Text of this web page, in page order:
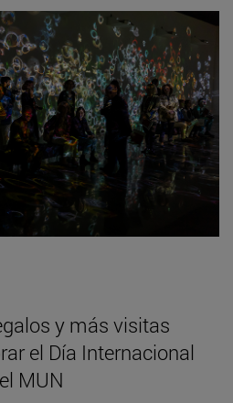
y más visitas
el Día Internacional
MUN